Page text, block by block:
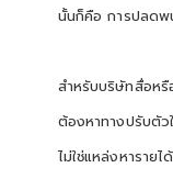
นั้นก็คือ การปลด
สำหรับบริษัทสื่อห
ต้องหาทางปรับตัว
ไม่ใช่แหล่งหาราย